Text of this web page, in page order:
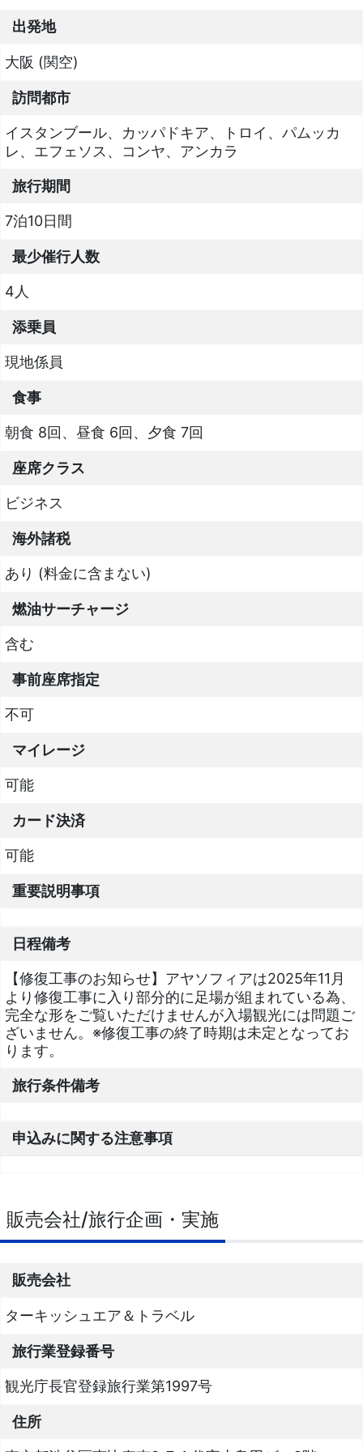
出発地
大阪 (関空)
訪問都市
イスタンブール、カッパドキア、トロイ、パムッカ
レ、エフェソス、コンヤ、アンカラ
旅行期間
7泊10日間
最少催行人数
4人
添乗員
現地係員
食事
朝食 8回、昼食 6回、夕食 7回
座席クラス
ビジネス
海外諸税
あり (料金に含まない)
燃油サーチャージ
含む
事前座席指定
不可
マイレージ
可能
カード決済
可能
重要説明事項
日程備考
【修復工事のお知らせ】アヤソフィアは2025年11月
より修復工事に入り部分的に足場が組まれている為、
完全な形をご覧いただけませんが入場観光には問題ご
ざいません。※修復工事の終了時期は未定となってお
ります。
旅行条件備考
申込みに関する注意事項
販売会社/旅行企画・実施
販売会社
ターキッシュエア＆トラベル
旅行業登録番号
観光庁長官登録旅行業第1997号
住所